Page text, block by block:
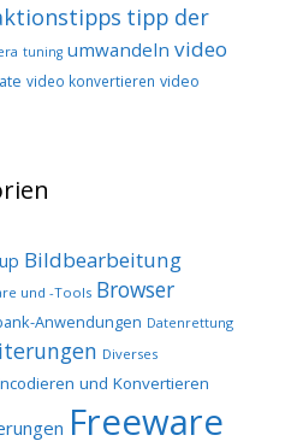
tipp der
tuning umwandeln video
video konvertieren video
Bildbearbeitung
und -Tools Browser
Anwendungen Datenrettung
Diverses
und Konvertieren
Freeware